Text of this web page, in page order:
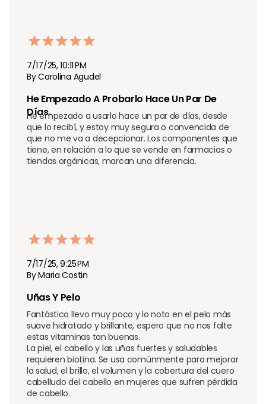
7/17/25, 10:11 PM
By Carolina Agudel
He Empezado A Probarlo Hace Un Par De
Días.
He empezado a usarlo hace un par de días, desde
que lo recibí, y estoy muy segura o convencida de
que no me va a decepcionar. Los componentes que
tiene, en relación a lo que se vende en farmacias o
tiendas orgánicas, marcan una diferencia.
7/17/25, 9:25 PM
By Maria Costin
Uñas Y Pelo
Fantástico llevo muy poco y lo noto en el pelo más
suave hidratado y brillante, espero que no nos falte
estas vitaminas tan buenas.
La piel, el cabello y las uñas fuertes y saludables
requieren biotina. Se usa comúnmente para mejorar
la salud, el brillo, el volumen y la cobertura del cuero
cabelludo del cabello en mujeres que sufren pérdida
de cabello.